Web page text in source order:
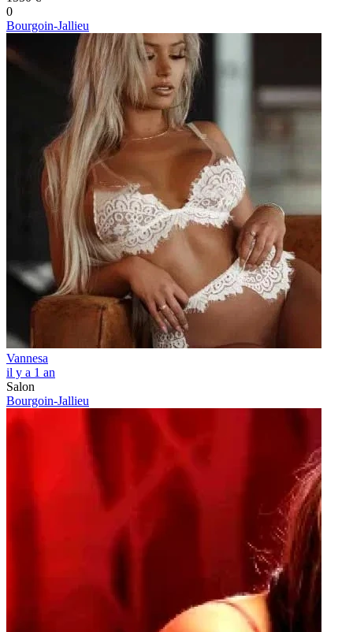
0
Bourgoin-Jallieu
Vannesa
il y a 1 an
Salon
Bourgoin-Jallieu